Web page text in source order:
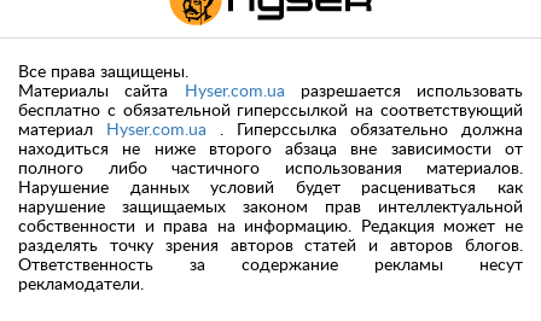
Все права защищены.
Материалы сайта
Hyser.com.ua разрешается использовать
бесплатно с обязательной гиперссылкой на соответствующий
материал
Hyser.com.ua . Гиперссылка обязательно должна
находиться не ниже второго абзаца вне зависимости от
полного либо частичного использования материалов.
Нарушение данных условий будет расцениваться как
нарушение защищаемых законом прав интеллектуальной
собственности и права на информацию. Редакция может не
разделять точку зрения авторов статей и авторов блогов.
Ответственность за содержание рекламы несут
рекламодатели.